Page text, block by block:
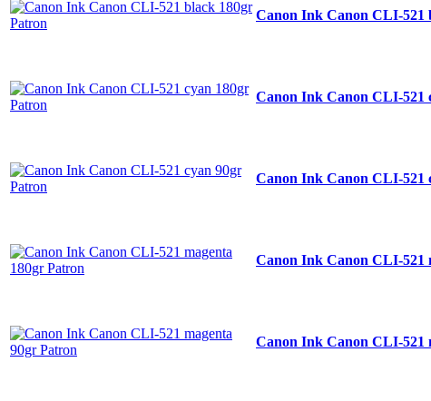
Canon Ink Canon CLI-521
Canon Ink Canon CLI-521
Canon Ink Canon CLI-521
Canon Ink Canon CLI-521
Canon Ink Canon CLI-521